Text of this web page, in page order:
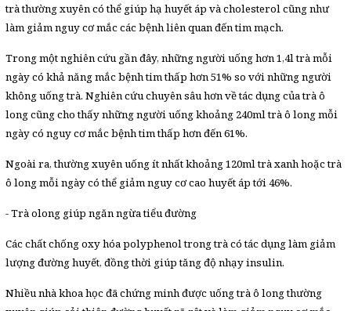
trà thường xuyên có thể giúp hạ huyết áp và cholesterol cũng như
làm giảm nguy cơ mắc các bệnh liên quan đến tim mạch.
Trong một nghiên cứu gần đây, những người uống hơn 1,4l trà mỗi
ngày có khả năng mắc bệnh tim thấp hơn 51% so với những người
không uống trà. Nghiên cứu chuyên sâu hơn về tác dụng của trà ô
long cũng cho thấy những người uống khoảng 240ml trà ô long mỗi
ngày có nguy cơ mắc bệnh tim thấp hơn đến 61%.
Ngoài ra, thường xuyên uống ít nhất khoảng 120ml trà xanh hoặc trà
ô long mỗi ngày có thể giảm nguy cơ cao huyết áp tới 46%.
- Trà olong giúp ngăn ngừa tiểu đường
Các chất chống oxy hóa polyphenol trong trà có tác dụng làm giảm
lượng đường huyết, đồng thời giúp tăng độ nhạy insulin.
Nhiều nhà khoa học đã chứng minh được uống trà ô long thường